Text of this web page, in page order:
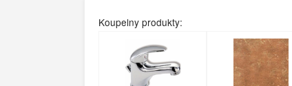
Koupelny produkty: